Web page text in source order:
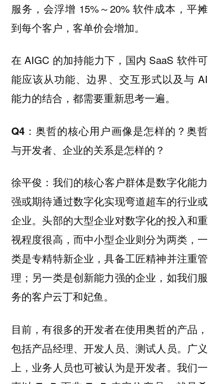
服务，会浮增 15%～20% 软件成本，平摊
到每个客户，客单价会增加。
在 AIGC 的加持能力下，国内 SaaS 软件可
能应该从功能、边界、交互形式以及与 AI
能力的结合，都需要重新思考一遍。
Q4：奥哲的核心用户画像是怎样的？奥哲
与开发者、企业的关系是怎样的？
徐平俊： 我们的核心客户群体是数字化能力
强或期待通过数字化实现弯道超车的行业或
企业。头部的大型企业对数字化的投入和重
视程度很高，而中小型企业则分为两类，一
类是专精特新企业，具备工匠精神并注重管
理；另一类是创新能力强的企业，如我们服
务的客户云丁和妃鱼。
目前，有很多的开发者在使用奥哲的产品，
包括产品经理、开发人员、测试人员。广义
上，业务人员也可被认为是开发者。我们一